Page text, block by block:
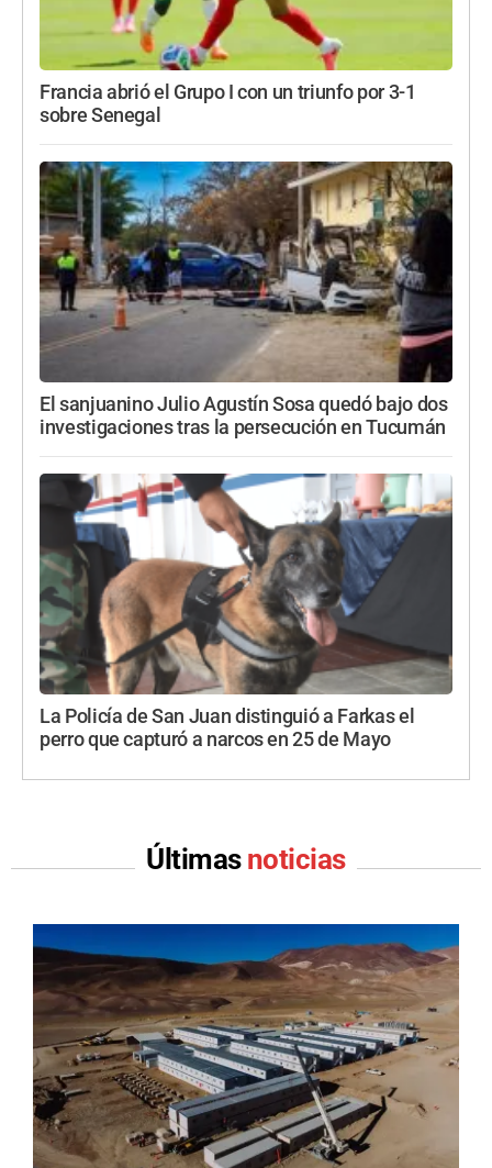
Francia abrió el Grupo I con un triunfo por 3-1
sobre Senegal
El sanjuanino Julio Agustín Sosa quedó bajo dos
investigaciones tras la persecución en Tucumán
La Policía de San Juan distinguió a Farkas el
perro que capturó a narcos en 25 de Mayo
Últimas noticias